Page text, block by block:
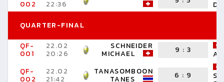
002 22:36
QUARTER-FINAL
QF-
001
22.02
20:26
SCHNEIDER
MICHAEL 9 : 3
QF-
002
22.02
21:42
TANASOMBOON
TANES 6 : 9